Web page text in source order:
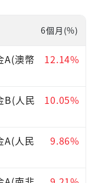
6個月(%)
A(澳幣
12.14%
B(人民
10.05%
A(人民
9.86%